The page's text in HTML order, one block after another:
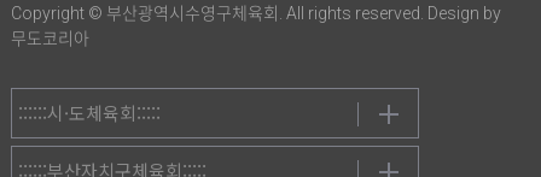
Copyright © 부산광역시수영구체육회. All rights reserved. Design by
무도코리아